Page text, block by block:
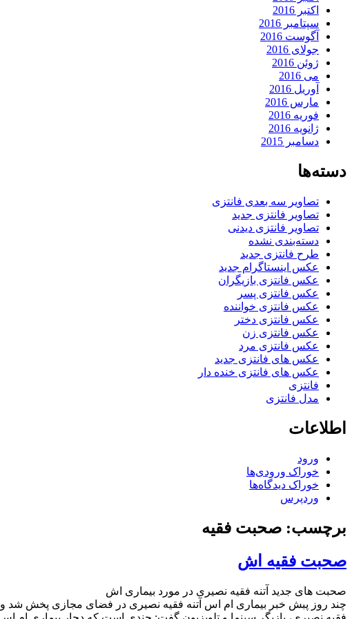
اکتبر 2016
سپتامبر 2016
آگوست 2016
جولای 2016
ژوئن 2016
می 2016
آوریل 2016
مارس 2016
فوریه 2016
ژانویه 2016
دسامبر 2015
دسته‌ها
تصاویر سه بعدی فانتزی
تصاویر فانتزی جدید
تصاویر فانتزی دیدنی
دسته‌بندی نشده
طرح فانتزی جدید
عکس اینستاگرام جدید
عکس فانتزی بازیگران
عکس فانتزی پسر
عکس فانتزی خواننده
عکس فانتزی دختر
عکس فانتزی زن
عکس فانتزی مرد
عکس های فانتزی جدید
عکس های فانتزی خنده دار
فانتزی
مدل فانتزی
اطلاعات
ورود
خوراک ورودی‌ها
خوراک دیدگاه‌ها
وردپرس
برچسب: صحبت فقیه
صحبت فقیه اش
صحبت های جدید آتنه فقیه نصیری در مورد بیماری اش
چند روز پبش خبر بیماری ام اس آتنه فقیه نصیری در فضای مجازی پخش شد و